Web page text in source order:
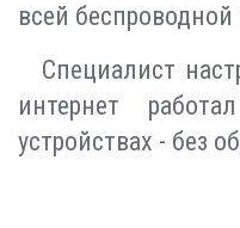
всей
Специалист
интернет
устройствах - без